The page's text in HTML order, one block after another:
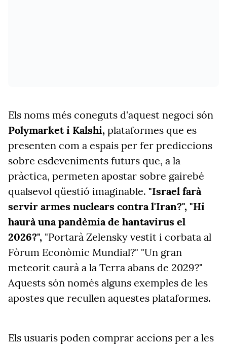
Els noms més coneguts d'aquest negoci són
Polymarket i Kalshi, plataformes que es
presenten com a espais per fer prediccions
sobre esdeveniments futurs que, a la
pràctica, permeten apostar sobre gairebé
qualsevol qüestió imaginable. "Israel farà
servir armes nuclears contra l'Iran?", "Hi
haurà una pandèmia de hantavirus el
2026?", "Portarà Zelensky vestit i corbata al
Fòrum Econòmic Mundial?" "Un gran
meteorit caurà a la Terra abans de 2029?"
Aquests són només alguns exemples de les
apostes que recullen aquestes plataformes.
Els usuaris poden comprar accions per a les